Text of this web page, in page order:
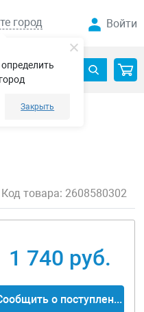
Закрыть
город Войти
Код товара: 2608580302
1 740 руб.
Сообщить о поступлении